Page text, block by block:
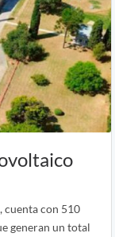
cuenta con 510
generan un total